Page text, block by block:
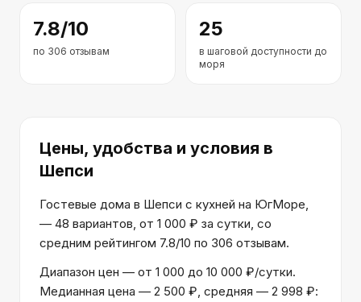
7.8/10
по 306 отзывам
25
в шаговой доступности до
моря
Цены, удобства и условия в
Шепси
Гостевые дома в Шепси с кухней на ЮгМоре,
— 48 вариантов, от 1 000 ₽ за сутки, со
средним рейтингом 7.8/10 по 306 отзывам.
Диапазон цен — от 1 000 до 10 000 ₽/сутки.
Медианная цена — 2 500 ₽, средняя — 2 998 ₽: